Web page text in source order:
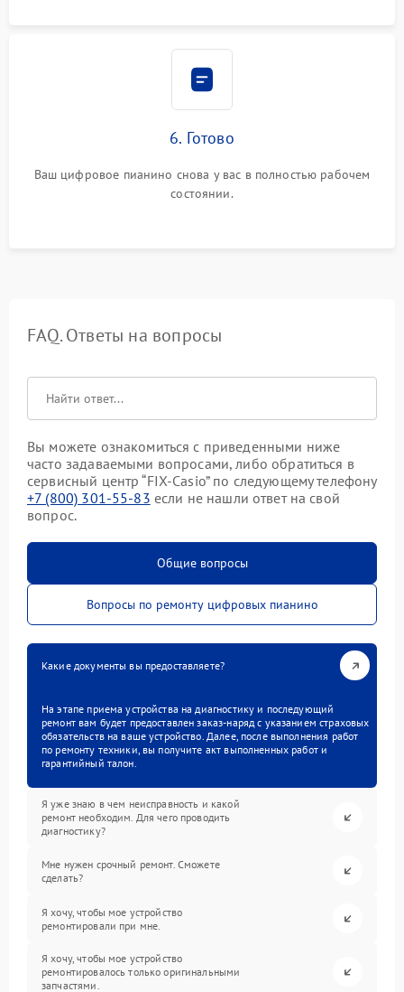
6. Готово
Ваш цифровое пианино снова у вас в полностью рабочем
состоянии.
FAQ. Ответы на вопросы
Вы можете ознакомиться с приведенными ниже
часто задаваемыми вопросами, либо обратиться в
сервисный центр “FIX-Casio” по следующему телефону
+7 (800) 301-55-83 если не нашли ответ на свой
вопрос.
Общие вопросы
Вопросы по ремонту цифровых пианино
Какие документы вы предоставляете?
На этапе приема устройства на диагностику и последующий
ремонт вам будет предоставлен заказ-наряд с указанием страховых
обязательств на ваше устройство. Далее, после выполнения работ
по ремонту техники, вы получите акт выполненных работ и
гарантийный талон.
Я уже знаю в чем неисправность и какой
ремонт необходим. Для чего проводить
диагностику?
Мне нужен срочный ремонт. Сможете
сделать?
Я хочу, чтобы мое устройство
ремонтировали при мне.
Я хочу, чтобы мое устройство
ремонтировалось только оригинальными
запчастями.